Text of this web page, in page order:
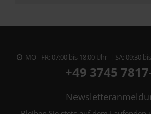
MO - FR: 07:00 bis 18:00 Uhr | SA: 09:30
+49 3745